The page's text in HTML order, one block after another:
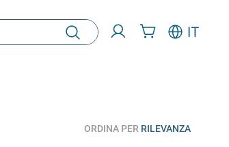
IT
ORDINA PER RILEVANZA